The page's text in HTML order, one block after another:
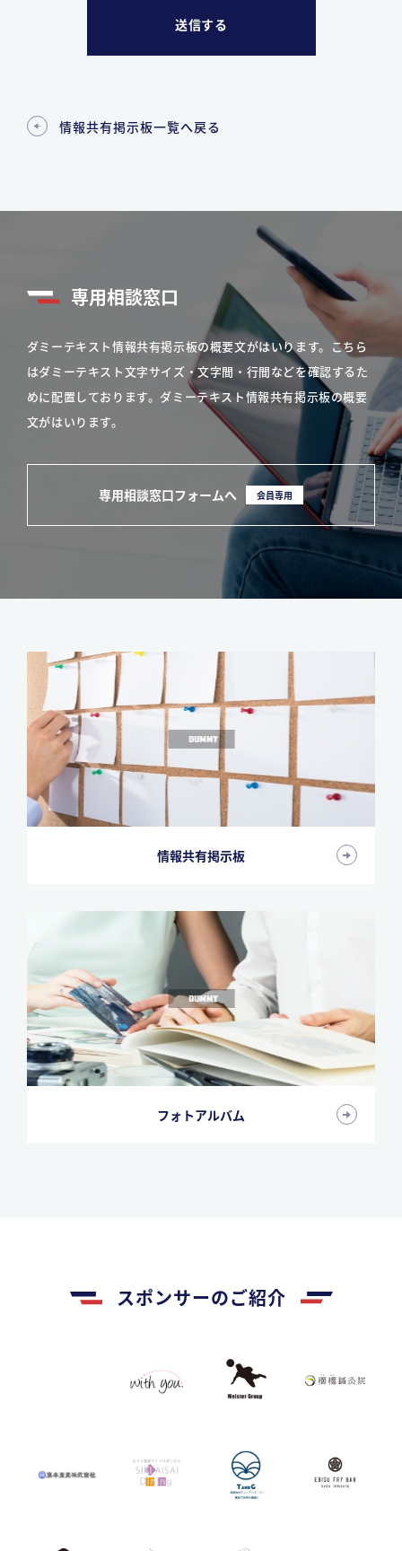
情報共有掲示板一覧へ戻る
専用相談窓口
ダミーテキスト情報共有掲示板の概要文がはいります。こちら
はダミーテキスト文字サイズ・文字間・行間などを確認するた
めに配置しております。ダミーテキスト情報共有掲示板の概要
文がはいります。
専用相談窓口フォームへ 会員専用
情報共有掲示板
フォトアルバム
スポンサーのご紹介